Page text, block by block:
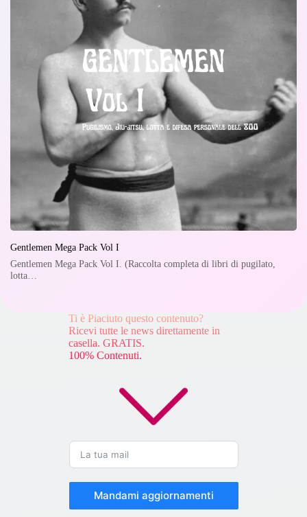
Gentlemen Mega Pack Vol I
Gentlemen Mega Pack Vol I. (Raccolta completa di libri di pugilato,
lotta…
Ti è Piaciuto questo contenuto?
Ricevi tutte le news direttamente in
casella. GRATIS.
100% Contenuti.
Mandami aggiornamenti